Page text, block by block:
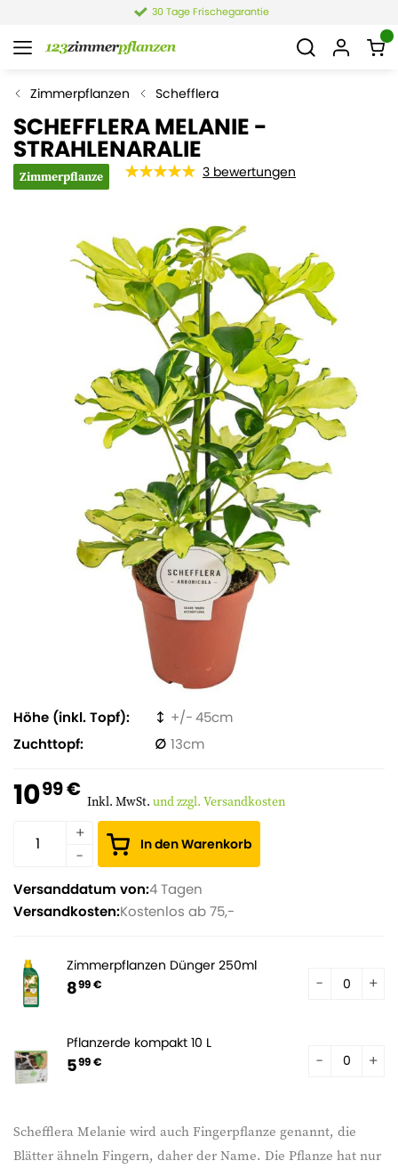
4,4 von 6.021 Bewertungen
Zimmerpflanzen Schefflera
SCHEFFLERA MELANIE -
STRAHLENARALIE
Zimmerpflanze 3 bewertungen
Schefflera Melanie wird auch Fingerpflanze genannt, die
Blätter ähneln Fingern, daher der Name. Die Pflanze hat nur
Höhe (inkl. Topf)
45
Zuchttopf
13
1099 € Inkl. MwSt. und zzgl. Versandkosten
In den Warenkorb
Versanddatum von:4 Tagen
Versandkosten:Kostenlos ab 75,-
Zimmerpflanzen Dünger 250ml
899 €
Pflanzerde kompakt 10 L
599 €